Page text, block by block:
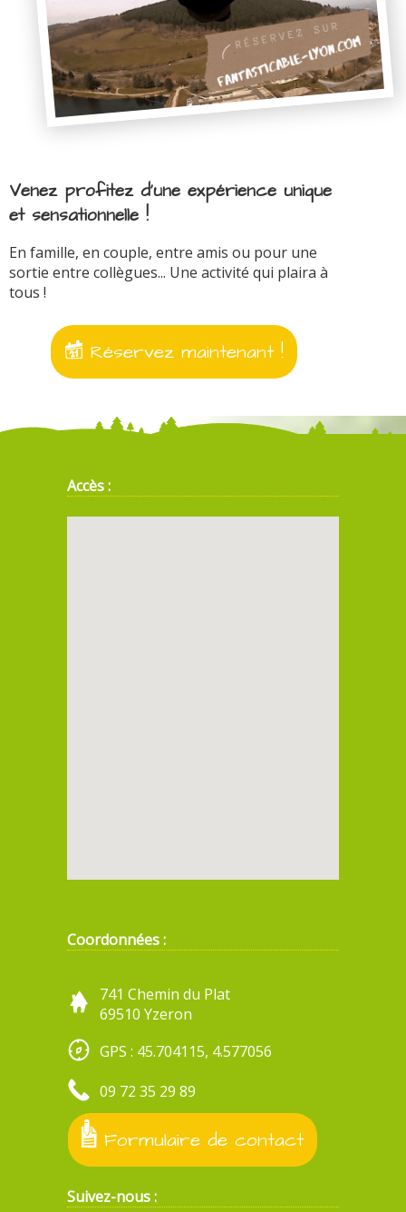
Venez profitez d'une expérience unique
et sensationnelle !
En famille, en couple, entre amis ou pour une
sortie entre collègues... Une activité qui plaira à
tous !
Réservez maintenant !
Accès :
Coordonnées :
741 Chemin du Plat
69510 Yzeron
GPS : 45.704115, 4.577056
09 72 35 29 89
Formulaire de contact
Suivez-nous :